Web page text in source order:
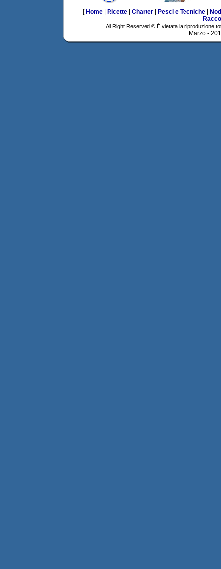
[ Home| Ricette| Charter| Pesci e Tecniche|
All Right Reserved © È vietata la riproduzione
Marzo -